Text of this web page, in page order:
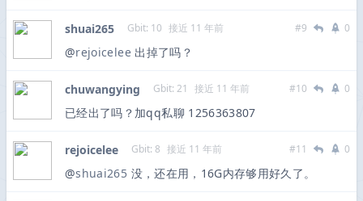
shuai265 Gbit: 10 接近 11 年前 #9 0
@rejoicelee出掉了吗？
chuwangying Gbit: 21 接近 11 年前 #10 0
已经出了吗？加qq私聊 1256363807
rejoicelee Gbit: 8 接近 11 年前 #11 0
@shuai265 没，还在用，16G内存够用好久了。